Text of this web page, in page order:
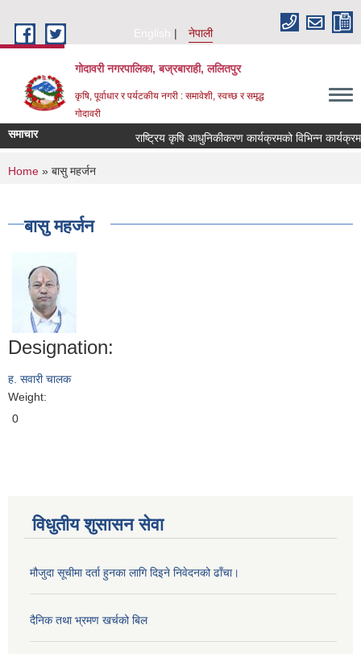
English
नेपाली
गोदावरी नगरपालिका, बज्रबाराही, ललितपुर
कृषि, पूर्वाधार र पर्यटकीय नगरी : समावेशी, स्वच्छ र समृद्ध
गोदावरी
समाचार
You are here
Home » बासु महर्जन
बासु महर्जन
Designation:
ह. सवारी चालक
Weight:
0
विधुतीय शुसासन सेवा
मौजुदा सूचीमा दर्ता हुनका लागि दिइने निवेदनको ढाँचा।
दैनिक तथा भ्रमण खर्चको बिल